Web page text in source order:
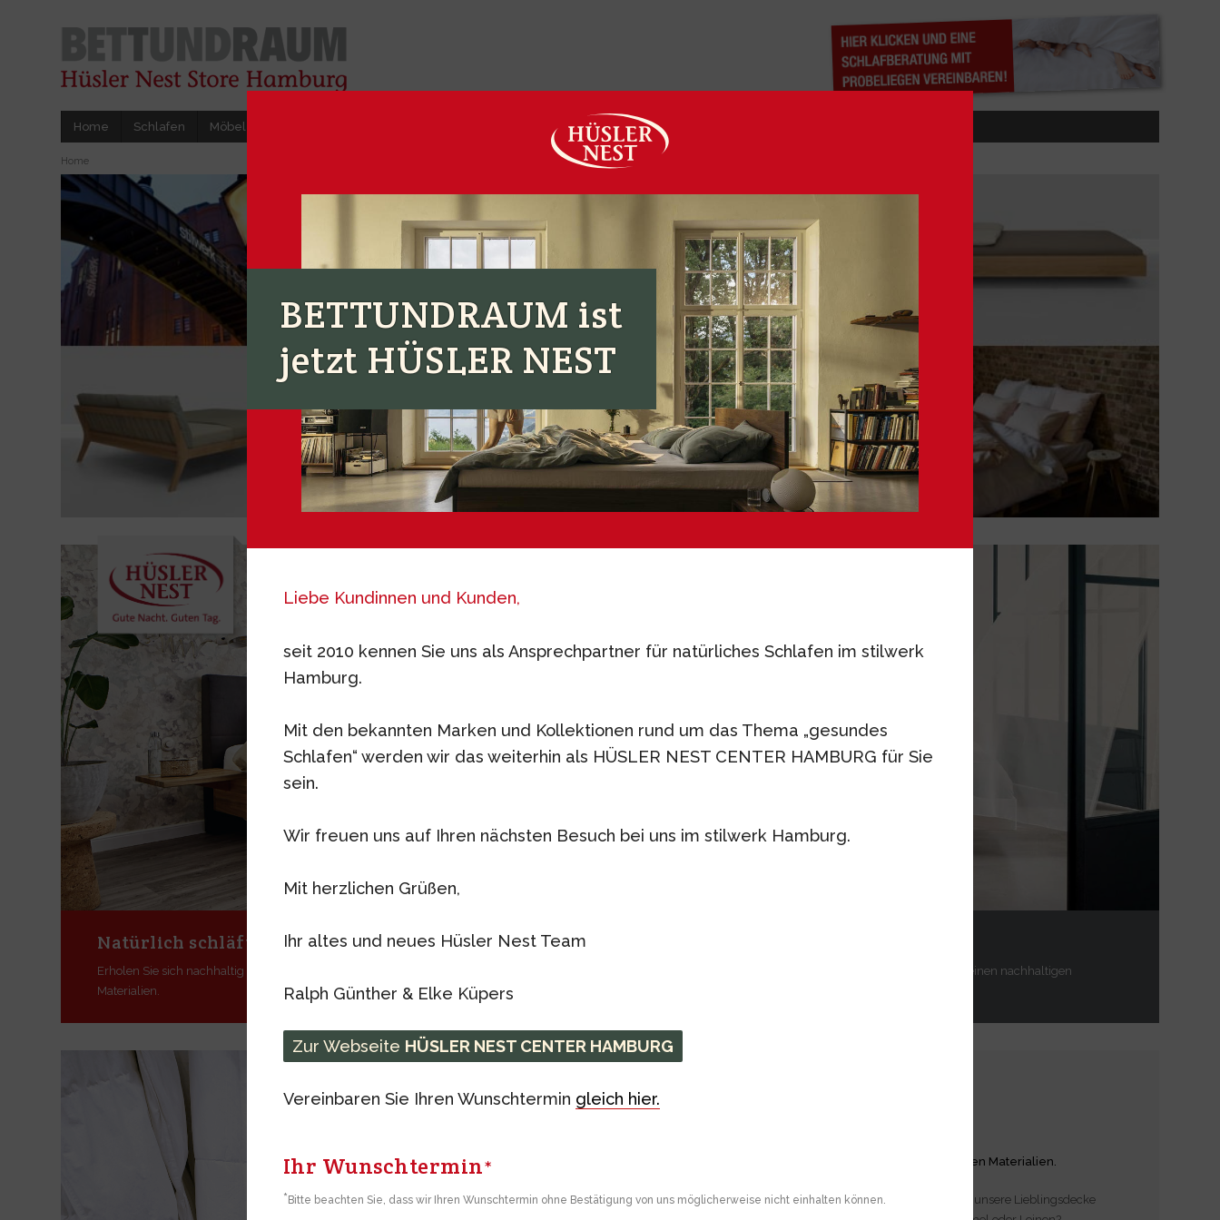
Home Schlafen Möbel Kontakt / Anfahrt SALE %
Home
Natürlich schläft man am besten.
Erholen Sie sich nachhaltig im Hüsler Nest, dem Schlafsystem aus natürlichen
Materialien.
ZEITRAUM steht für eine reduzierte Formensprache und einen nachhaltigen
Die kuscheligen Hüsler Nest Bettdecken aus natürlichen Materialien.
Federleicht oder gern etwas schwerer? Wir alle haben für unsere Lieblingsdecke
BETTUNDRAUM ist
jetzt HÜSLER NEST
Liebe Kundinnen und Kunden,
seit 2010 kennen Sie uns als Ansprechpartner für natürliches Schlafen im stilwerk
Hamburg.
Mit den bekannten Marken und Kollektionen rund um das Thema „gesundes
Schlafen“ werden wir das weiterhin als HÜSLER NEST CENTER HAMBURG für Sie
sein.
Wir freuen uns auf Ihren nächsten Besuch bei uns im stilwerk Hamburg.
Mit herzlichen Grüßen,
Ihr altes und neues Hüsler Nest Team
Ralph Günther & Elke Küpers
Zur Webseite HÜSLER NEST CENTER HAMBURG
Vereinbaren Sie Ihren Wunschtermin gleich hier.
Ihr Wunschtermin*
*Bitte beachten Sie, dass wir Ihren Wunschtermin ohne Bestätigung von uns möglicherweise nicht einhalten können.